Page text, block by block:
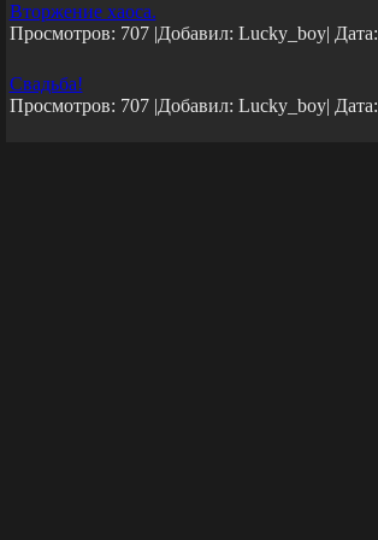
Вторжение хаоса.
Просмотров: 707 |Добавил: Lucky_boy| Дата:
Свадьба!
Просмотров: 707 |Добавил: Lucky_boy| Дата: